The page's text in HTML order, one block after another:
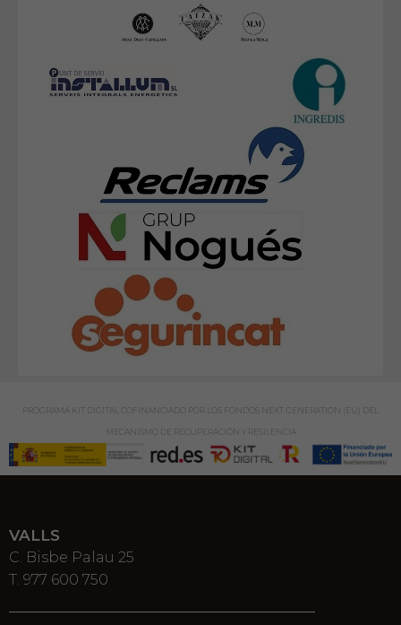
PROGRAMA KIT DIGITAL COFINANCIADO POR LOS FONDOS NEXT GENERATION (EU) DEL
MECANISMO DE RECUPERACIÓN Y RESILENCIA
VALLS
C. Bisbe Palau 25
T. 977 600 750